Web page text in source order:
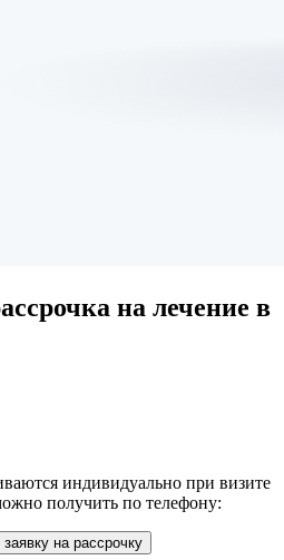
на лечение в
индивидуально при визите
получить по телефону:
на рассрочку